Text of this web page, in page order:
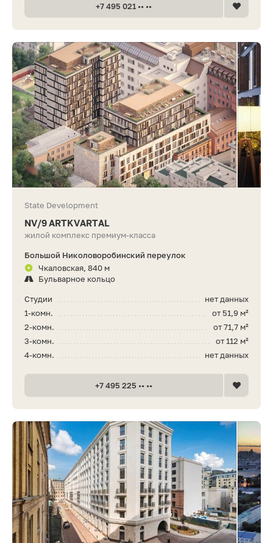
+7 495 021 •• ••
State Development
NV/9 ARTKVARTAL
жилой комплекс премиум-класса
Большой Николоворобинский переулок
Чкаловская, 840 м
Бульварное кольцо
нет данных
Студии
от 51,9 м²
1-комн.
от 71,7 м²
2-комн.
от 112 м²
3-комн.
нет данных
4-комн.
+7 495 225 •• ••